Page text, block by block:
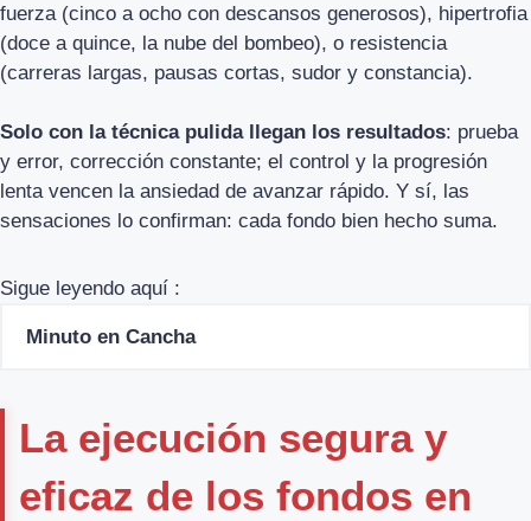
fuerza (cinco a ocho con descansos generosos), hipertrofia
(doce a quince, la nube del bombeo), o resistencia
(carreras largas, pausas cortas, sudor y constancia).
Solo con la técnica pulida llegan los resultados: prueba
y error, corrección constante; el control y la progresión
lenta vencen la ansiedad de avanzar rápido. Y sí, las
sensaciones lo confirman: cada fondo bien hecho suma.
Sigue leyendo aquí :
Minuto en Cancha
La ejecución segura y
eficaz de los fondos en